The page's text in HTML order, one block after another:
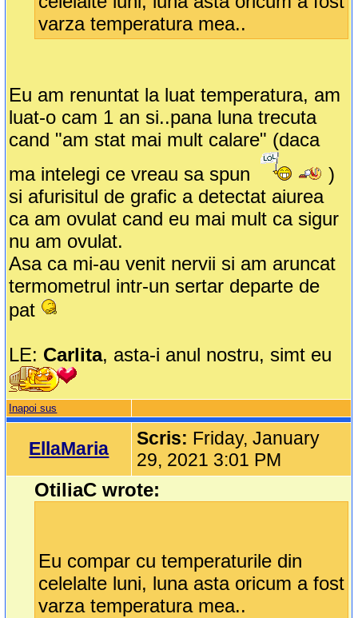
varza temperatura mea..
Eu am renuntat la luat temperatura, am
luat-o cam 1 an si..pana luna trecuta
cand "am stat mai mult calare" (daca
ma intelegi ce vreau sa spun
)
si afurisitul de grafic a detectat aiurea
ca am ovulat cand eu mai mult ca sigur
nu am ovulat.
Asa ca mi-au venit nervii si am aruncat
termometrul intr-un sertar departe de
pat
LE: Carlita, asta-i anul nostru, simt eu
Inapoi sus
EllaMaria Scris: Friday, January
29, 2021 3:01 PM
OtiliaC wrote:
Eu compar cu temperaturile din
celelalte luni, luna asta oricum a fost
varza temperatura mea..